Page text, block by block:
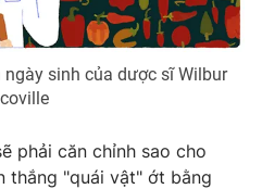
Tấm lòng Việt
Vươn mình bằng AI
VTV8
sinh của dược sĩ Wilbur
phải căn chỉnh sao cho
thắng "quái vật" ớt bằng